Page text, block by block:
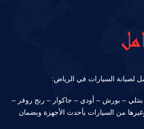
السيارات في الرياض:
– بورش – أودي – جاكوار – رنج روفر –
من السيارات بأحدث الأجهزة وبضمان